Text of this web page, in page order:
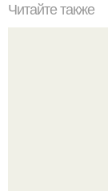
Читайте также